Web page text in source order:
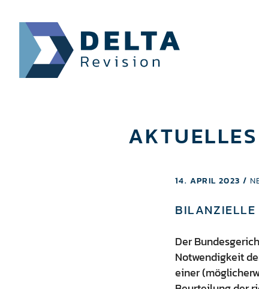
AKTUELLES
14. APRIL 2023 /
BILANZIELLE
Der
Notwendigkeit
einer